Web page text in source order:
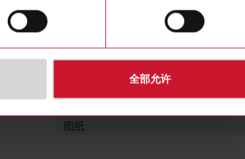
全部允许
下载
图纸